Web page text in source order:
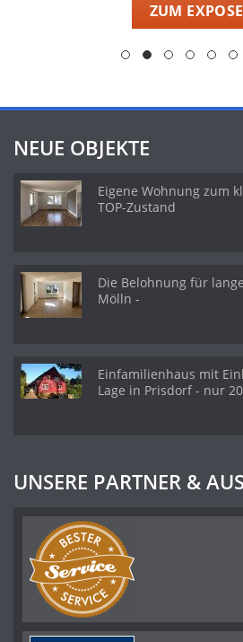
ZUM EXPOSE
NEUE OBJEKTE
Eigene Wohnung zum
TOP-Zustand
Die Belohnung für
Mölln -
Einfamilienhaus mit
Lage in Prisdorf - nur
UNSERE PARTNER &